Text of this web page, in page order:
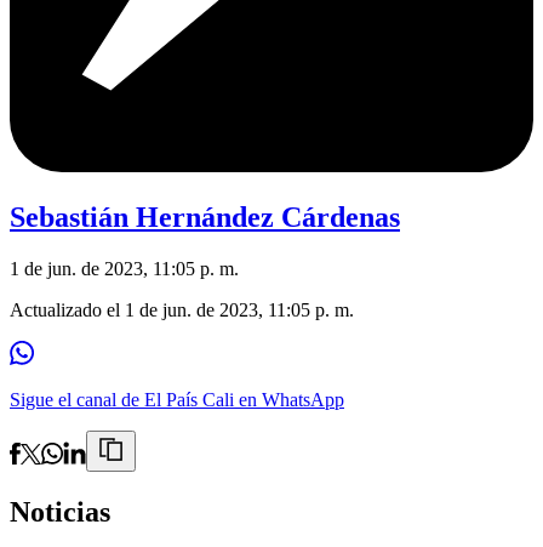
Sebastián Hernández Cárdenas
1 de jun. de 2023, 11:05 p. m.
Actualizado el 1 de jun. de 2023, 11:05 p. m.
Sigue el canal de El País Cali en WhatsApp
Noticias